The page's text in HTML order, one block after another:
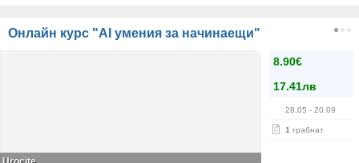
Онлайн курс "AI умения за начинаещи"
8.90€
17.41лв
28.05 - 20.09
1 грабнат